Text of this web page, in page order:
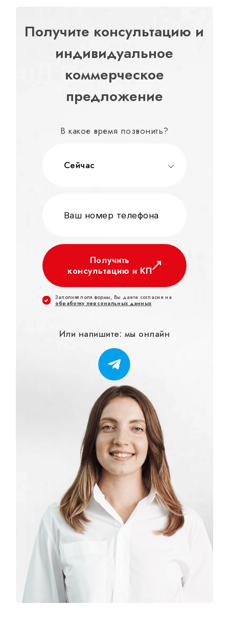
Получите консультацию и
индивидуальное
коммерческое
предложение
В какое время позвонить?
Сейчас
Получить
консультацию и КП
Заполняя поля формы, Вы даете согласие на
обработку персональных данных
Или напишите: мы онлайн